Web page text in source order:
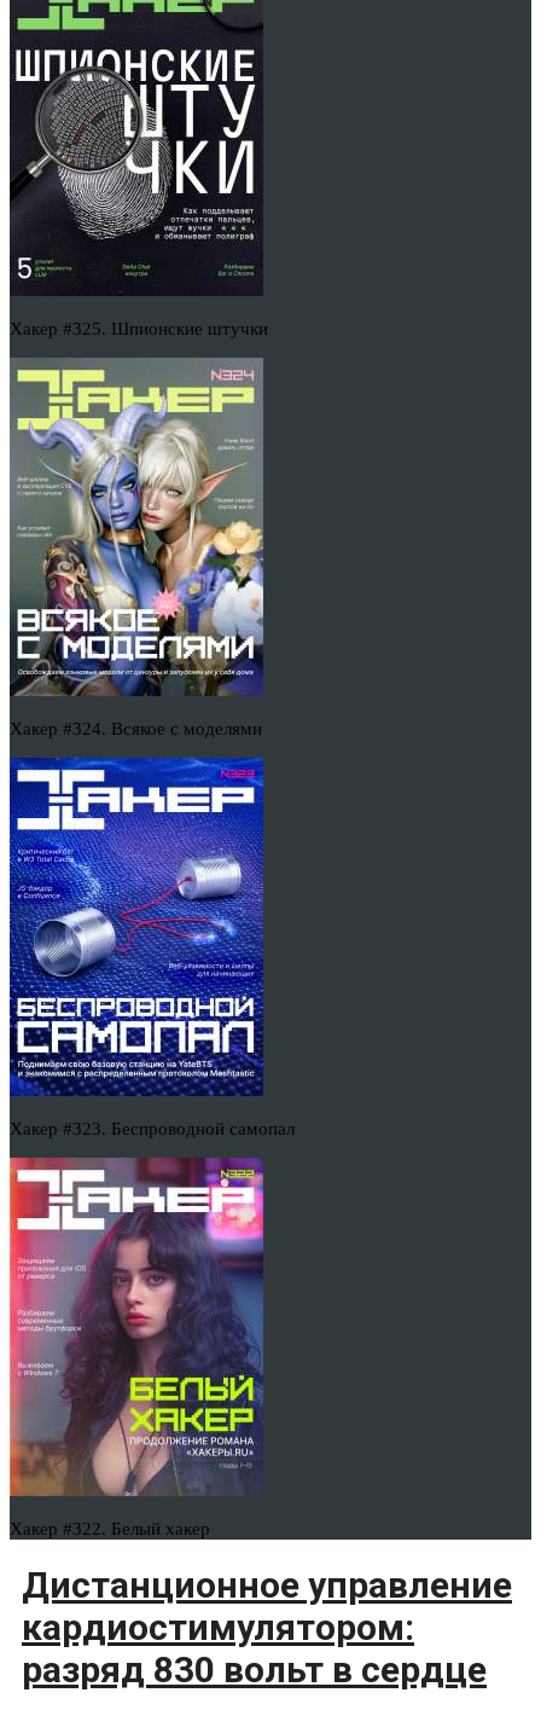
Хакер #325. Шпионские штучки
Хакер #324. Всякое с моделями
Хакер #323. Беспроводной самопал
Хакер #322. Белый хакер
Дистанционное управление
кардиостимулятором:
разряд 830 вольт в сердце